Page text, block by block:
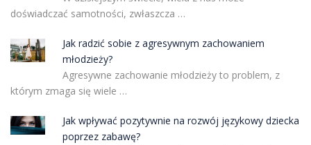
doświadczać samotności, zwłaszcza …
Jak radzić sobie z agresywnym zachowaniem
młodzieży?
Agresywne zachowanie młodzieży to problem, z
którym zmaga się wiele …
Jak wpływać pozytywnie na rozwój językowy dziecka
poprzez zabawę?